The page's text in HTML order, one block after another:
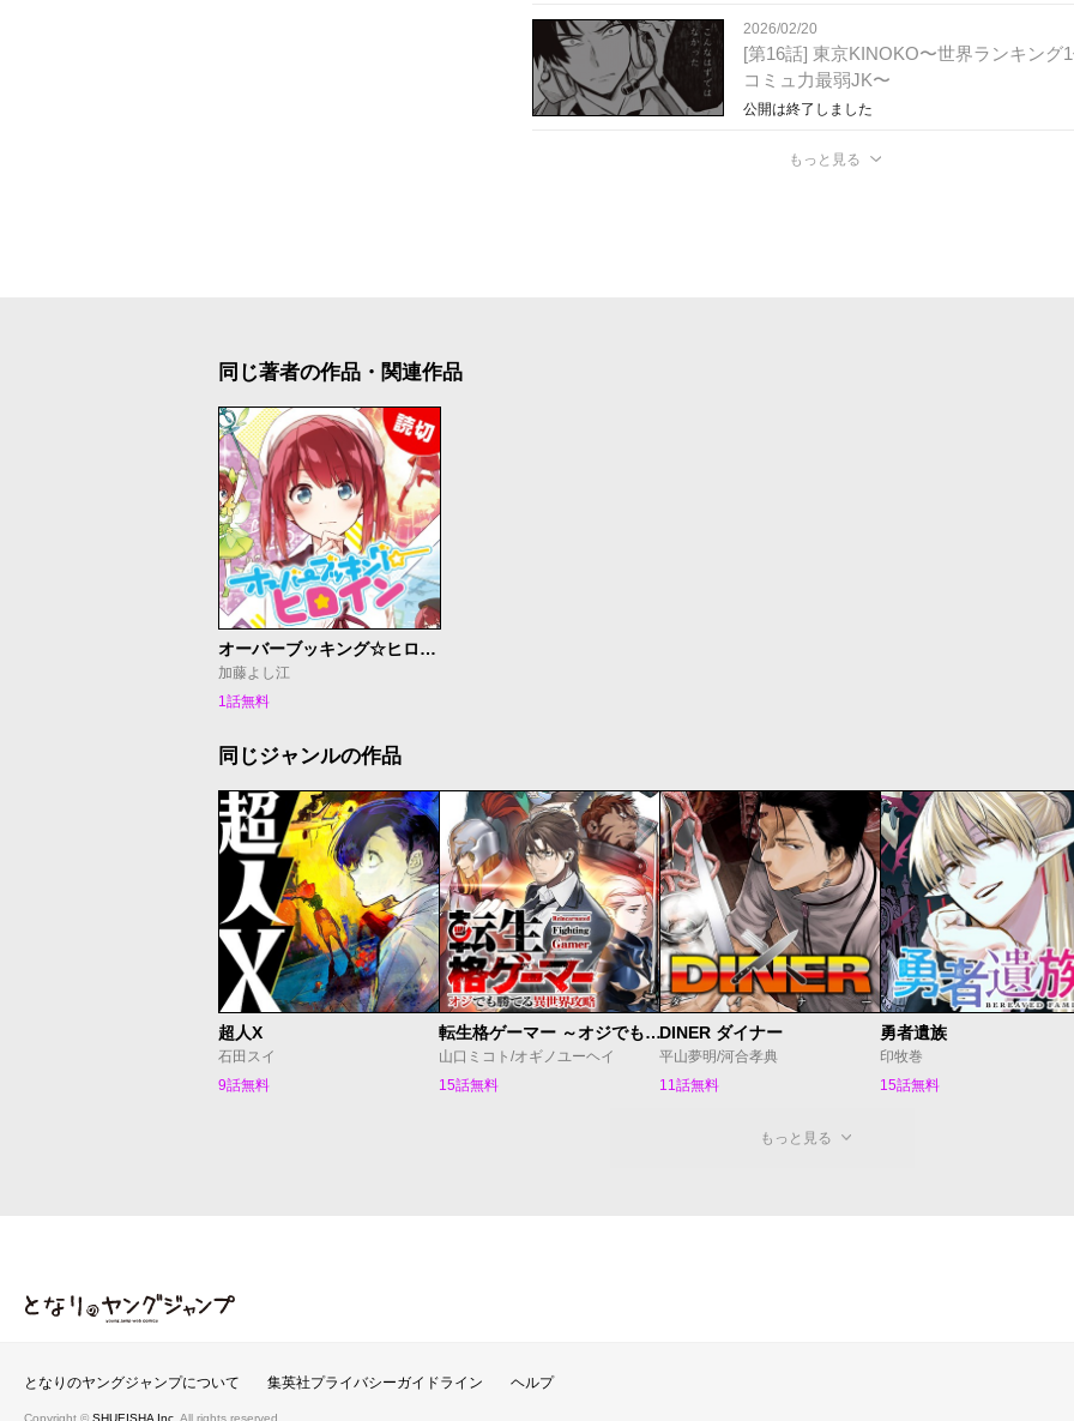
2026/02/20
[第16話] 東京KINOKO〜世界ランキング
コミュ力最弱JK〜
公開は終了しました
もっと見る
同じ著者の作品・関連作品
オーバーブッキング☆ヒロイン
加藤よし江
1話無料
同じジャンルの作品
超人X
石田スイ
9話無料
転生格ゲーマー ～オジでも勝てる異世界攻略～
山口ミコト/オギノユーヘイ
15話無料
DINER ダイナー
平山夢明/河合孝典
11話無料
勇者遺族
印牧巻
15話無料
もっと見る
となりのヤングジャンプ
となりのヤングジャンプについて 集英社プライバシーガイドライン ヘルプ
Copyright © SHUEISHA Inc. All rights reserved.